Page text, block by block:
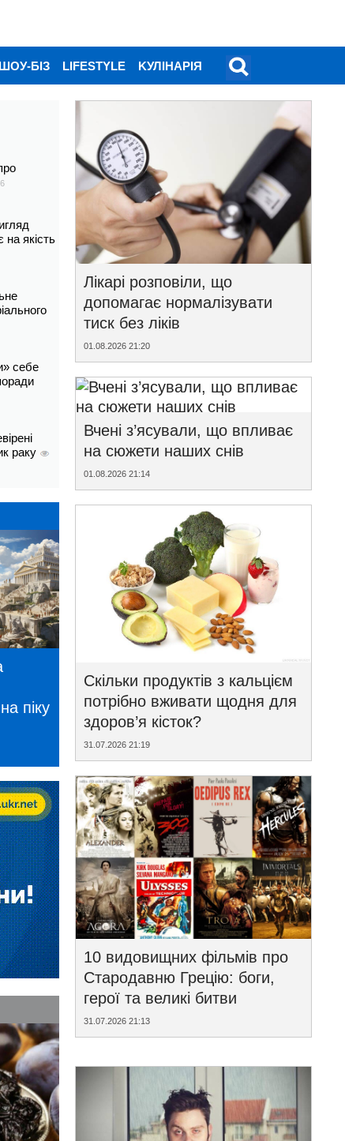
ШОУ-БІЗ LIFESTYLE KУЛІНАРІЯ
6
на якість
себе
раку
піку
Лікарі розповіли, що
допомагає нормалізувати
тиск без ліків
01.08.2026 21:20
Вчені з’ясували, що впливає
на сюжети наших снів
01.08.2026 21:14
Скільки продуктів з кальцієм
потрібно вживати щодня для
здоров’я кісток?
31.07.2026 21:19
10 видовищних фільмів про
Стародавню Грецію: боги,
герої та великі битви
31.07.2026 21:13